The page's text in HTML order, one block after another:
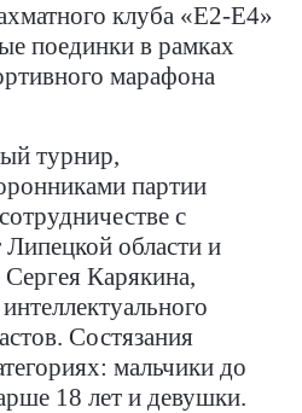
клуба «Е2-Е4»
поединки в рамках
марафона
турнир,
партии
с
области и
Карякина,
Состязания
мальчики до
18 лет и девушки.